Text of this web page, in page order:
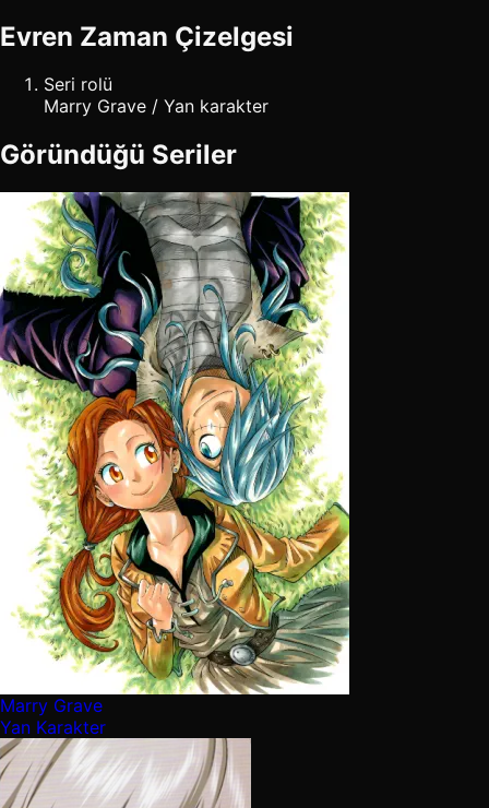
Evren Zaman Çizelgesi
Seri rolü
Marry Grave / Yan karakter
Göründüğü Seriler
Marry Grave
Yan Karakter